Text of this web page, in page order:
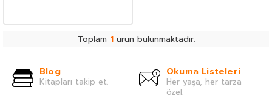
Toplam 1ürün bulunmaktadır.
Blog
Kitapları takip et.
Okuma Listeleri
Her yaşa, her tarza
özel.